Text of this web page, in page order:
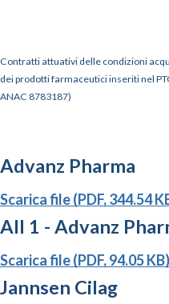
Contratti attuativi delle condizioni
dei prodotti farmaceutici inseriti nel
ANAC 8783187)
Advanz Pharma
Scarica file (PDF, 344.54
All 1 - Advanz
Scarica file (PDF, 94.05 KB)
Jannsen Cilag